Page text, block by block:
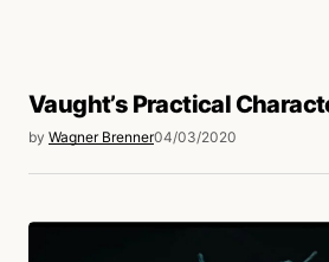
Vaught’s Practical
by Wagner Brenner04/03/2020